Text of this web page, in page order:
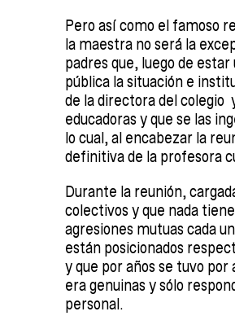
Pero así como el famoso
la maestra no será la
padres que, luego de
pública la situación e
de la directora del colegio
educadoras y que se las
lo cual, al encabezar la
definitiva de la profesora
Durante la reunión,
colectivos y que nada
agresiones mutuas cada
están posicionados
y que por años se tuvo
era genuinas y sólo
personal.